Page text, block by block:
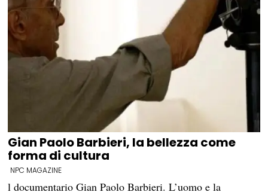
Gian Paolo Barbieri, la bellezza come
forma di cultura
NPC MAGAZINE
l documentario Gian Paolo Barbieri. L’uomo e la